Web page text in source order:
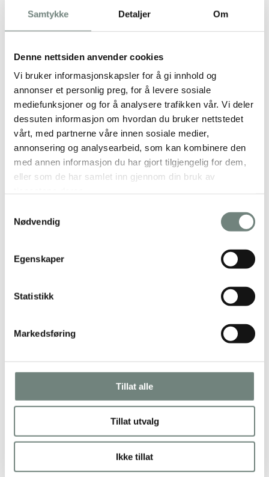
Samtykke Detaljer Om
Denne nettsiden anvender cookies
Vi bruker informasjonskapsler for å gi innhold og
annonser et personlig preg, for å levere sosiale
mediefunksjoner og for å analysere trafikken vår. Vi deler
dessuten informasjon om hvordan du bruker nettstedet
vårt, med partnerne våre innen sosiale medier,
annonsering og analysearbeid, som kan kombinere den
med annen informasjon du har gjort tilgjengelig for dem,
eller som de har samlet inn gjennom din bruk av
Nødvendig
Egenskaper
Statistikk
Markedsføring
Tillat alle
Tillat utvalg
Ikke tillat
Budsjettering
God budsjettering er essensielt for å
holde kontroll på både daglig drift og
fremtidige investeringer.
LES MER
Vi i Bauta Regnskap tilbyr ekspertbistand
LES MER